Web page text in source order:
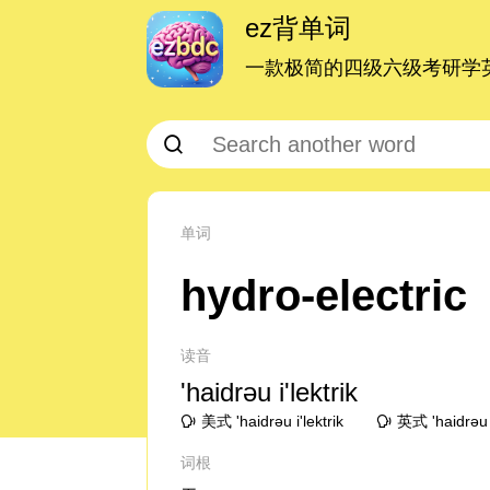
ez背单词
一款极简的四级六级考研学
单词
hydro-electric
读音
'haidrəu i'lektrik
美式 'haidrəu i'lektrik 英式
词根